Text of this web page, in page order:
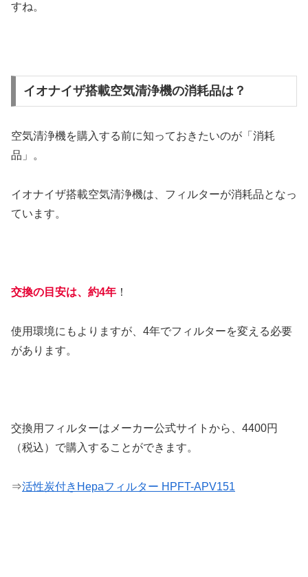
すね。
イオナイザ搭載空気清浄機の消耗品は？
空気清浄機を購入する前に知っておきたいのが「消耗
品」。
イオナイザ搭載空気清浄機は、フィルターが消耗品となっ
ています。
交換の目安は、約4年 ！
使用環境にもよりますが、4年でフィルターを変える必要
があります。
交換用フィルターはメーカー公式サイトから、4400円
（税込）で購入することができます。
⇒活性炭付きHepaフィルター HPFT-APV151